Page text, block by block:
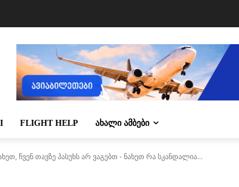
FLIGHT HELP ᲐᲮᲐᲚᲘ ᲐᲛᲑᲔᲑᲘ
ჩვენ თავზე პასუხს არ ვაგებთ - ნახეთ რა სკანდალია...